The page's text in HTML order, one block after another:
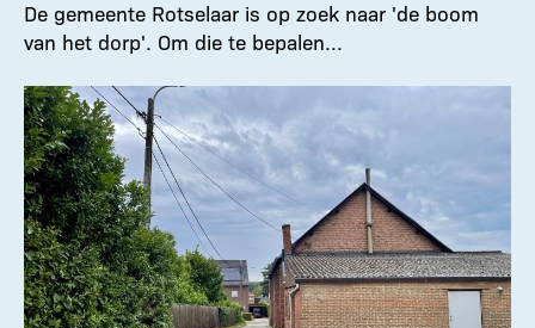
De gemeente Rotselaar is op zoek naar 'de boom
van het dorp'. Om die te bepalen...